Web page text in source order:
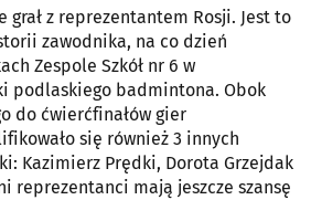
grał z reprezentantem Rosji. Jest to
zawodnika, na co dzień
Zespole Szkół nr 6 w
podlaskiego badmintona. Obok
do ćwierćfinałów gier
się również 3 innych
Kazimierz Prędki, Dorota Grzejdak
reprezentanci mają jeszcze szansę